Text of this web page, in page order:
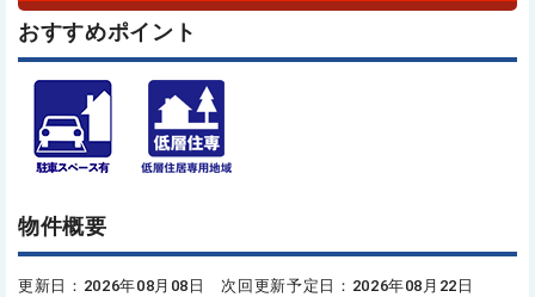
おすすめポイント
物件概要
更新日：2026年08月08日 次回更新予定日：2026年08月22日